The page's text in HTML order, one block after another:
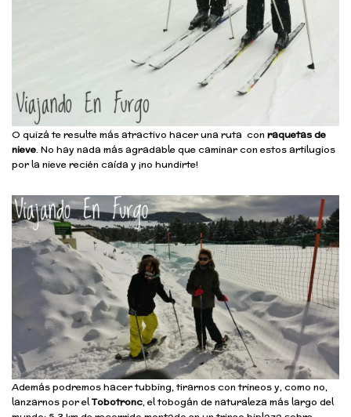
O quizá te resulte más atractivo hacer una ruta con raquetas de
nieve. No hay nada más agradable que caminar con estos artilugios
por la nieve recién caída y ¡no hundirte!
Además podremos hacer tubbing, tirarnos con trineos y, como no,
lanzarnos por elTobotronc, el tobogán de naturaleza más largo del